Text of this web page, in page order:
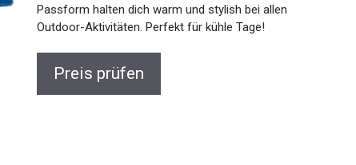
Passform halten dich warm und stylish bei allen
Outdoor-Aktivitäten. Perfekt für kühle Tage!
Preis prüfen